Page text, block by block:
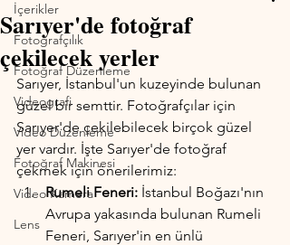
İçerikler
Fotoğrafçılık
Fotoğraf Düzenleme
Videografi
Video Düzenleme
Fotoğraf Makinesi
Video Kamera
Lens
Sarıyer'de fotoğraf
çekilecek yerler
Sarıyer, İstanbul'un kuzeyinde bulunan
güzel bir semttir. Fotoğrafçılar için
Sarıyer'de çekilebilecek birçok güzel
yer vardır. İşte Sarıyer'de fotoğraf
çekmek için önerilerimiz:
Rumeli Feneri: İstanbul Boğazı'nın
Avrupa yakasında bulunan Rumeli
Feneri, Sarıyer'in en ünlü